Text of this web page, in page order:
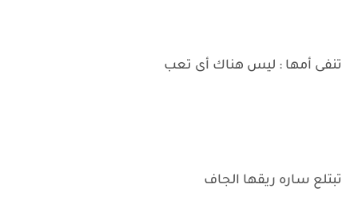
تنفى أمها : ليس هناك أى تعب
تبتلع ساره ريقها الجاف